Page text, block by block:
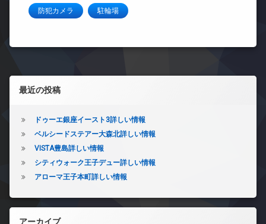
防犯カメラ 駐輪場
左サイドバー
最近の投稿
ドゥーエ銀座イースト3詳しい情報
ベルシードステアー大森北詳しい情報
VISTA豊島詳しい情報
シティウォーク王子デュー詳しい情報
アローマ王子本町詳しい情報
アーカイブ